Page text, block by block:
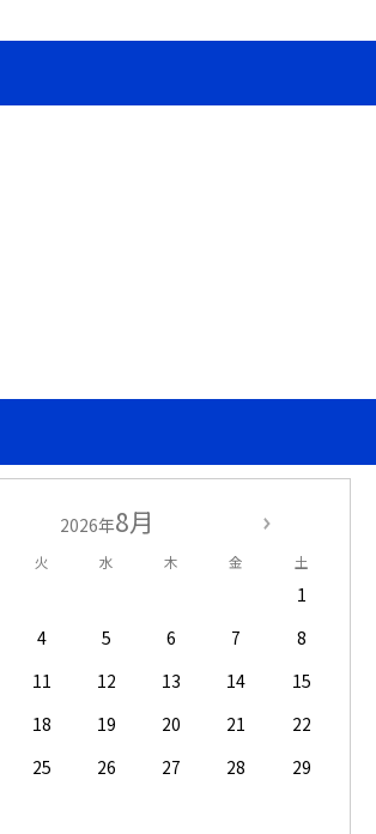
2026年8月
火 水 木 金 土
1
4 5 6 7
8
11 12 13 14
15
18 19 20 21
22
25 26 27 28
29